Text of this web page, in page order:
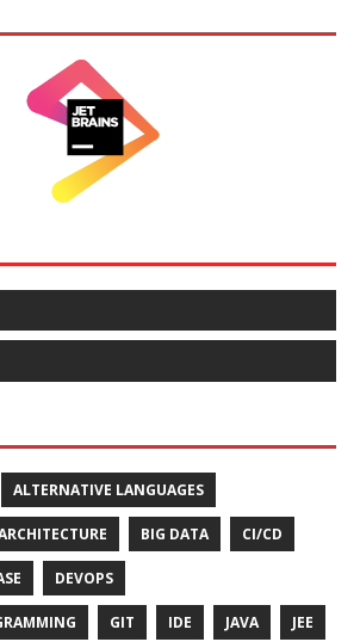
ALTERNATIVE LANGUAGES
BIG DATA CI/CD
DEVOPS
GIT IDE JAVA JEE